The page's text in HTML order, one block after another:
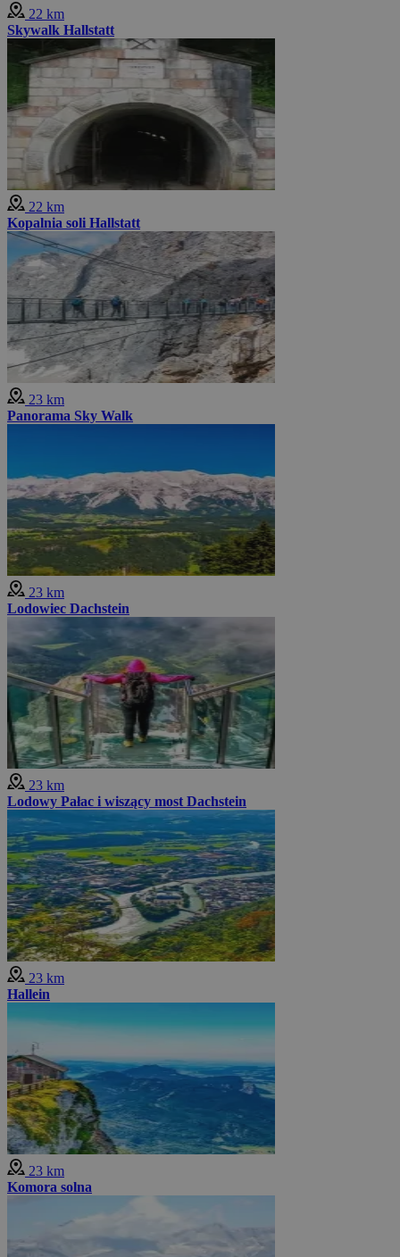
22 km
Skywalk Hallstatt
22 km
Kopalnia soli Hallstatt
23 km
Panorama Sky Walk
23 km
Lodowiec Dachstein
23 km
Lodowy Pałac i wiszący most Dachstein
23 km
Hallein
23 km
Komora solna